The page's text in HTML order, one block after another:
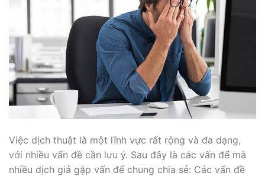
Việc dịch thuật là một lĩnh vực rất rộng và đa dạng,
với nhiều vấn đề cần lưu ý. Sau đây là các vấn để mà
nhiều dịch giả gặp vấn để chung chia sẻ: Các vấn đề